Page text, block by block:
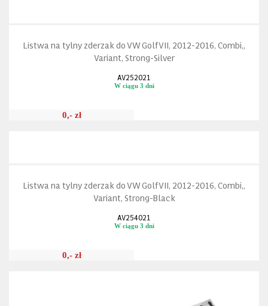
Listwa na tylny zderzak do VW Golf VII, 2012-2016, Combi,,
Variant, Strong-Silver
AV252021
W ciągu 3 dni
0,- zł
Listwa na tylny zderzak do VW Golf VII, 2012-2016, Combi,,
Variant, Strong-Black
AV254021
W ciągu 3 dni
0,- zł